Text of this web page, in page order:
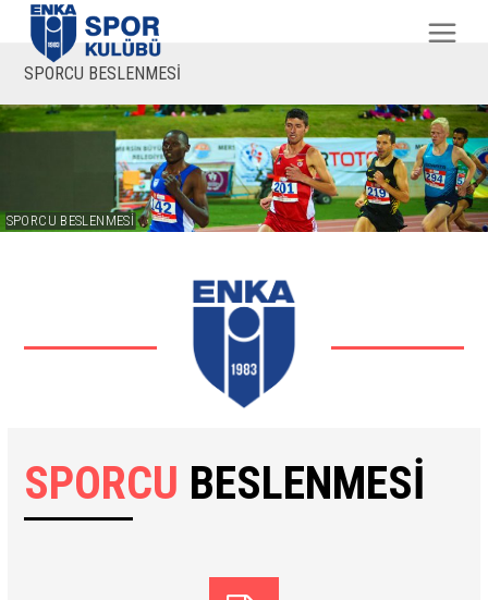
SPORCU BESLENMESİ
SPORCU BESLENMESİ
SPORCU BESLENMESİ